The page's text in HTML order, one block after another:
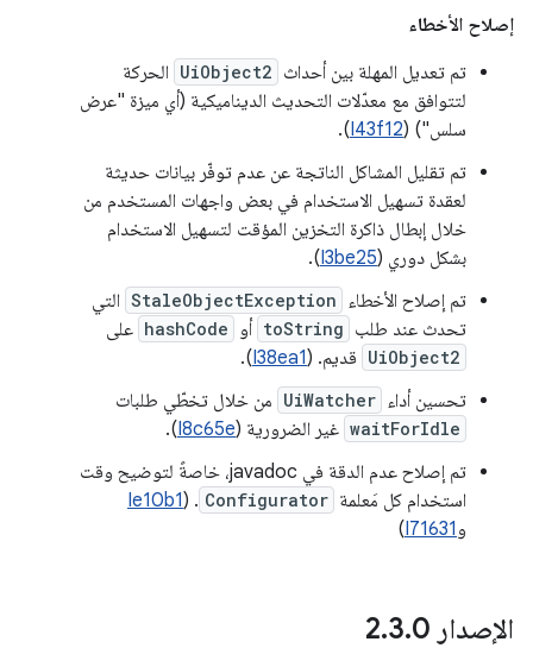
إصلاح الأخطاء
تم تعديل المهلة بين أحداث UiObject2 الحركة
لتتوافق مع معدّلات التحديث الديناميكية (أي ميزة "عرض
سلس") (I43f12
).
تم تقليل المشاكل الناتجة عن عدم توفّر بيانات حديثة
لعقدة تسهيل الاستخدام في بعض واجهات المستخدم من
خلال إبطال ذاكرة التخزين المؤقت لتسهيل الاستخدام
بشكل دوري (I3be25
).
تم إصلاح الأخطاء StaleObjectException التي
تحدث عند طلب toString أو hashCode على
UiObject2 قديم. (I38ea1
).
تحسين أداء UiWatcher من خلال تخطّي طلبات
waitForIdle غير الضرورية (I8c65e
).
تم إصلاح عدم الدقة في javadoc، خاصةً لتوضيح وقت
استخدام كل مَعلمة Configurator
. (
Ie10b1
و I71631
)
الإصدار 2 .3.0